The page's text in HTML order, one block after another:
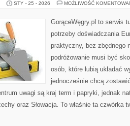
STY - 25 - 2026 MOŻLIWOŚĆ
GorąceWęgry.pl to serwis
potrzeby doświadczania
praktyczny, bez zbędnego
podróżowanie musi być
osób, które lubią układać
jednocześnie chcą
uwagi są kraj term i papryki, jednak
oraz Słowacja. To właśnie ta czwórka